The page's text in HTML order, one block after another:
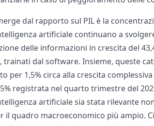
dal rapporto sul PIL è la
artificiale continuano a
delle informazioni in crescita del
dal software. Insieme, queste
per 1,5% circa alla crescita
registrata nel quarto trimestre del
artificiale sia stata rilevante
il quadro macroeconomico più ampio.